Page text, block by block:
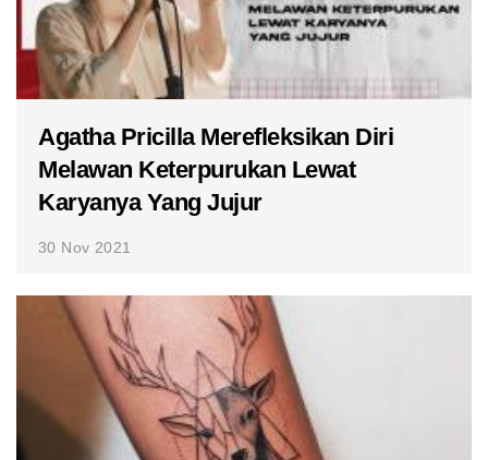
Agatha Pricilla Merefleksikan Diri
Melawan Keterpurukan Lewat
Karyanya Yang Jujur
30 Nov 2021